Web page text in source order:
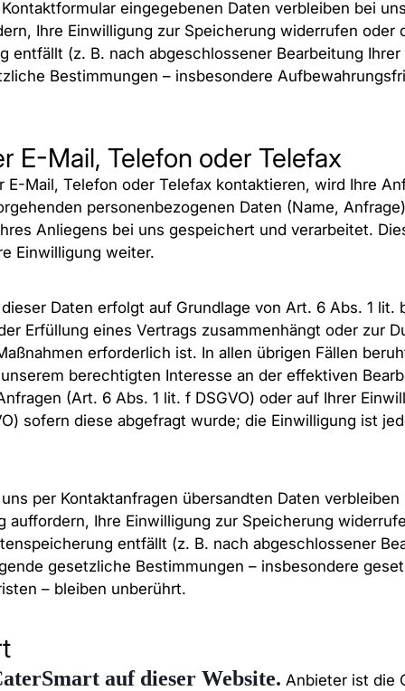
eingegebenen Daten verbleiben bei
Ihre Einwilligung zur Speicherung widerrufen oder
entfällt (z. B. nach abgeschlossener Bearbeitung
Bestimmungen – insbesondere
E-Mail, Telefon oder Telefax
E-Mail, Telefon oder Telefax kontaktieren, wird Ihre
personenbezogenen Daten (Name,
Anliegens bei uns gespeichert und verarbeitet.
Einwilligung weiter.
Daten erfolgt auf Grundlage von Art. 6 Abs. 1 lit.
Erfüllung eines Vertrags zusammenhängt oder zur
erforderlich ist. In allen übrigen Fällen
berechtigten Interesse an der effektiven
(Art. 6 Abs. 1 lit. f DSGVO) oder auf Ihrer
sofern diese abgefragt wurde; die Einwilligung ist
per Kontaktanfragen übersandten Daten
auffordern, Ihre Einwilligung zur Speicherung
entfällt (z. B. nach abgeschlossener
gesetzliche Bestimmungen – insbesondere
– bleiben unberührt.
auf dieser Website. Anbieter ist die